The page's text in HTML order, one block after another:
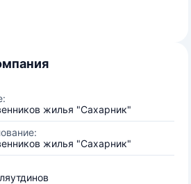
жилья "Сахарник"
жилья "Сахарник"